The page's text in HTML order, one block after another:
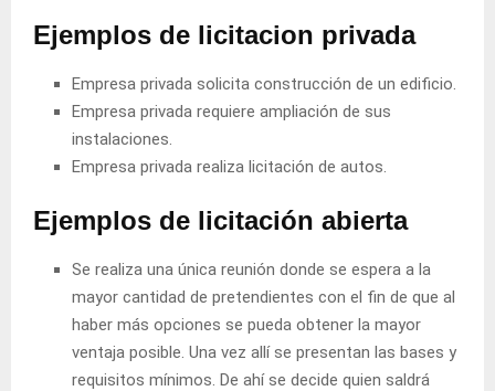
Ejemplos de licitacion privada
Empresa privada solicita construcción de un edificio.
Empresa privada requiere ampliación de sus
instalaciones.
Empresa privada realiza licitación de autos.
Ejemplos de licitación abierta
Se realiza una única reunión donde se espera a la
mayor cantidad de pretendientes con el fin de que al
haber más opciones se pueda obtener la mayor
ventaja posible. Una vez allí se presentan las bases y
requisitos mínimos. De ahí se decide quien saldrá